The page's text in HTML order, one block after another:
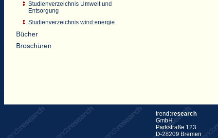
Studienverzeichnis Umwelt und
Entsorgung
Studienverzeichnis wind:energie
Bücher
Broschüren
trend :research
GmbH
Parkstraße 123
D-28209 Bremen